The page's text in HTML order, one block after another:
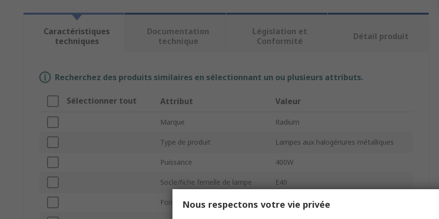
Caractéristiques
techniques
Documentation
technique
Législation et
Conformité
Détail produit
Recherchez des produits similaires en sélectionnant un ou plusieurs attributs.
Sélectionner tout Attribut Valeur
Marque Radium
Type de produit Lampes aux halogénures métalliques
Puissance 400W
Socle/fiche femelle de lampe E40
Forme de lampe Éllipsoïde
Nous respectons votre vie privée